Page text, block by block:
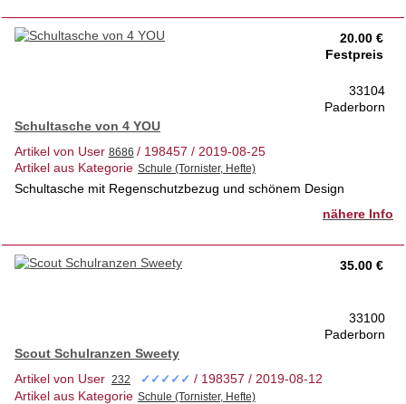
20.00 €
Festpreis
33104
Paderborn
Schultasche von 4 YOU
Artikel von User
/ 198457 / 2019-08-25
Artikel aus Kategorie
Schultasche mit Regenschutzbezug und schönem Design
nähere Info
35.00 €
33100
Paderborn
Scout Schulranzen Sweety
Artikel von User
✓✓✓✓✓ / 198357 / 2019-08-12
Artikel aus Kategorie